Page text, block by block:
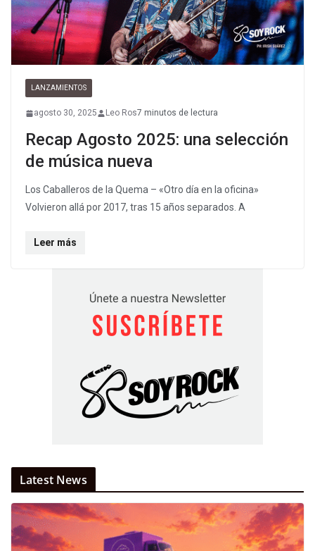
LANZAMIENTOS
agosto 30, 2025 Leo Ros7 minutos de lectura
Recap Agosto 2025: una selección
de música nueva
Los Caballeros de la Quema – «Otro día en la oficina»
Volvieron allá por 2017, tras 15 años separados. A
Leer más
Latest News